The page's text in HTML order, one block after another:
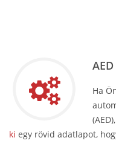
Ha
ki egy rövid adatlapot,